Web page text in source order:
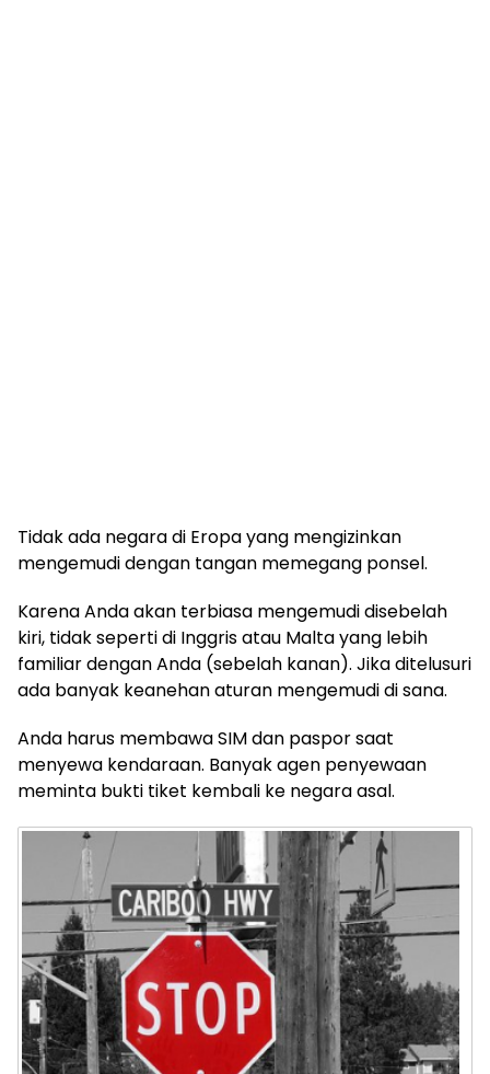
Tidak ada negara di Eropa yang mengizinkan
mengemudi dengan tangan memegang ponsel.
Karena Anda akan terbiasa mengemudi disebelah
kiri, tidak seperti di Inggris atau Malta yang lebih
familiar dengan Anda (sebelah kanan). Jika ditelusuri
ada banyak keanehan aturan mengemudi di sana.
Anda harus membawa SIM dan paspor saat
menyewa kendaraan. Banyak agen penyewaan
meminta bukti tiket kembali ke negara asal.